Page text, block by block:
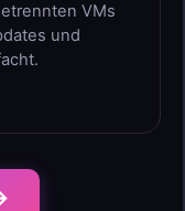
VMs
und